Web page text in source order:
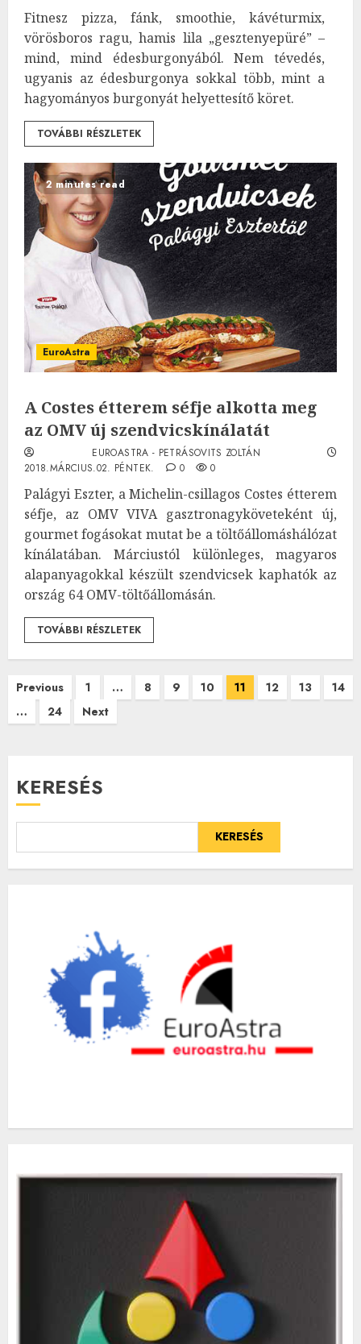
Fitnesz pizza, fánk, smoothie, kávéturmix,
vörösboros ragu, hamis lila „gesztenyepüré” –
mind, mind édesburgonyából. Nem tévedés,
ugyanis az édesburgonya sokkal több, mint a
hagyományos burgonyát helyettesítő köret.
TOVÁBBI RÉSZLETEK
2 minutes read
EuroAstra
A Costes étterem séfje alkotta meg
az OMV új szendvicskínálatát
EUROASTRA - PETRÁSOVITS ZOLTÁN
2018.MÁRCIUS.02. PÉNTEK.
0 0
Palágyi Eszter, a Michelin-csillagos Costes étterem
séfje, az OMV VIVA gasztronagyköveteként új,
gourmet fogásokat mutat be a töltőállomáshálózat
kínálatában. Márciustól különleges, magyaros
alapanyagokkal készült szendvicsek kaphatók az
ország 64 OMV-töltőállomásán.
TOVÁBBI RÉSZLETEK
Bejegyzések
lapozása
Previous 1 … 8 9 10 11 12 13
14
…
24 Next
KERESÉS
KERESÉS